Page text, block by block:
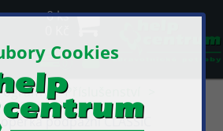
Cookies
0 ks
0
Příslušenství
4 Classic
opěrka podpažní CLASSIC